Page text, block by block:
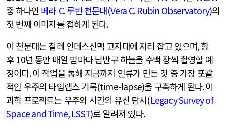
중 하나인 베라 C.루빈 천문대(Vera C. Rubin Observatory)의
첫 번째 이미지를 접하게 된다.
이 천문대는 칠레 안데스산맥 고지대에 자리 잡고 있으며,향
후 10년 동안 매일 밤마다 남반구 하늘을 수백 장씩 촬영할 예
정이다.이 작업을 통해 지금까지 인류가 만든 것 중 가장 포괄
적인 우주의 타임랩스 기록(time-lapse)을 구축하게 된다.이
과학 프로젝트는 우주와 시간의 유산 탐사(Legacy Survey of
Space and Time, LSST)로 알려져 있다.